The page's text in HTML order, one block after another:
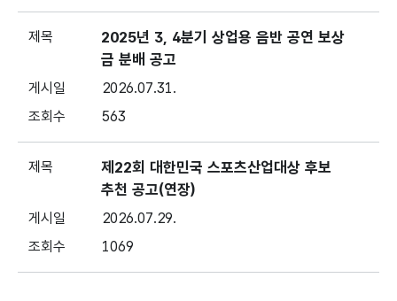
2025년 3, 4분기 상업용 음반 공연 보상
금 분배 공고
2026.07.31.
563
제22회 대한민국 스포츠산업대상 후보
추천 공고(연장)
2026.07.29.
1069